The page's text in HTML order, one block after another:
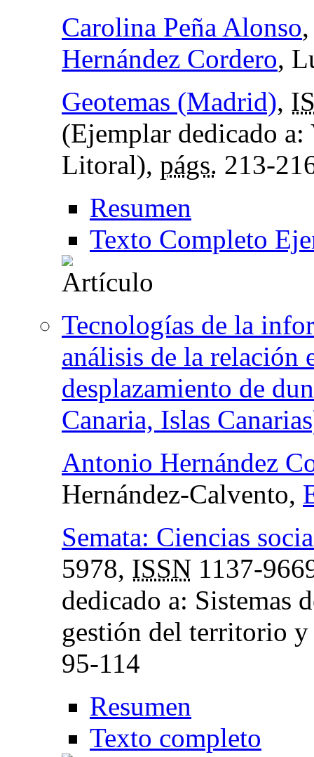
Carolina Peña Alonso
Hernández Cordero,
Geotemas (Madrid),
(Ejemplar dedicado
Litoral), págs. 213-
Resumen
Texto Completo
Tecnologías de la
análisis de la relación
desplazamiento de
Canaria, Islas
Antonio Hernández
Hernández-Calvento,
Semata: Ciencias
5978, ISSN 1137-
dedicado a: Sistemas
gestión del territorio
95-114
Resumen
Texto completo